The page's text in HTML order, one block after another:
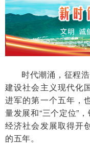
时代潮涌，征程
建设社会主义现代化
进军的第一个五年，
量发展和“三个定位”
经济社会发展取得开
的五年。